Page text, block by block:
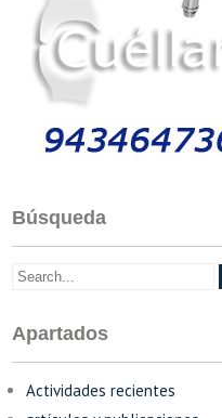
Búsqueda
Apartados
Actividades recientes